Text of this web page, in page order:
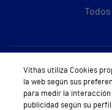
Vithas utiliza Cookies
la web según sus
para medir la
publicidad según su